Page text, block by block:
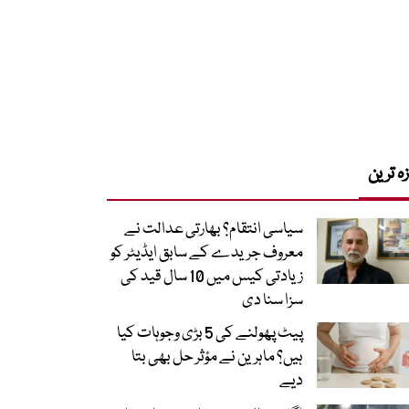
ترین
سیاسی انتقام؟ بھارتی عدالت نے
معروف جریدے کے سابق ایڈیٹر کو
زیادتی کیس میں 10 سال قید کی
سزا سنا دی
پیٹ پھولنے کی 5 بڑی وجوہات کیا
ہیں؟ ماہرین نے مؤثر حل بھی بتا
دیے